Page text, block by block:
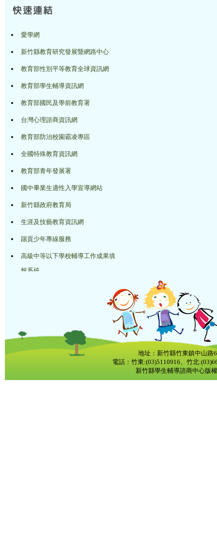
愛學網
新竹縣教育研究發展暨網路中心
教育部性別平等教育全球資訊網
教育部學生輔導資訊網
教育部國民及學前教育署
台灣心理諮商資訊網
教育部防治校園霸凌專區
全國特殊教育資訊網
教育部青年發展署
國中畢業生適性入學宣導網站
新竹縣政府教育局
生涯及技藝教育資訊網
踹貢少年專線服務
高級中等以下學校輔導工作成果填
報系統
地址：新竹縣竹東鎮中山路
電話：竹東:(03)5110916、竹北
新竹縣學生輔導諮商中心版